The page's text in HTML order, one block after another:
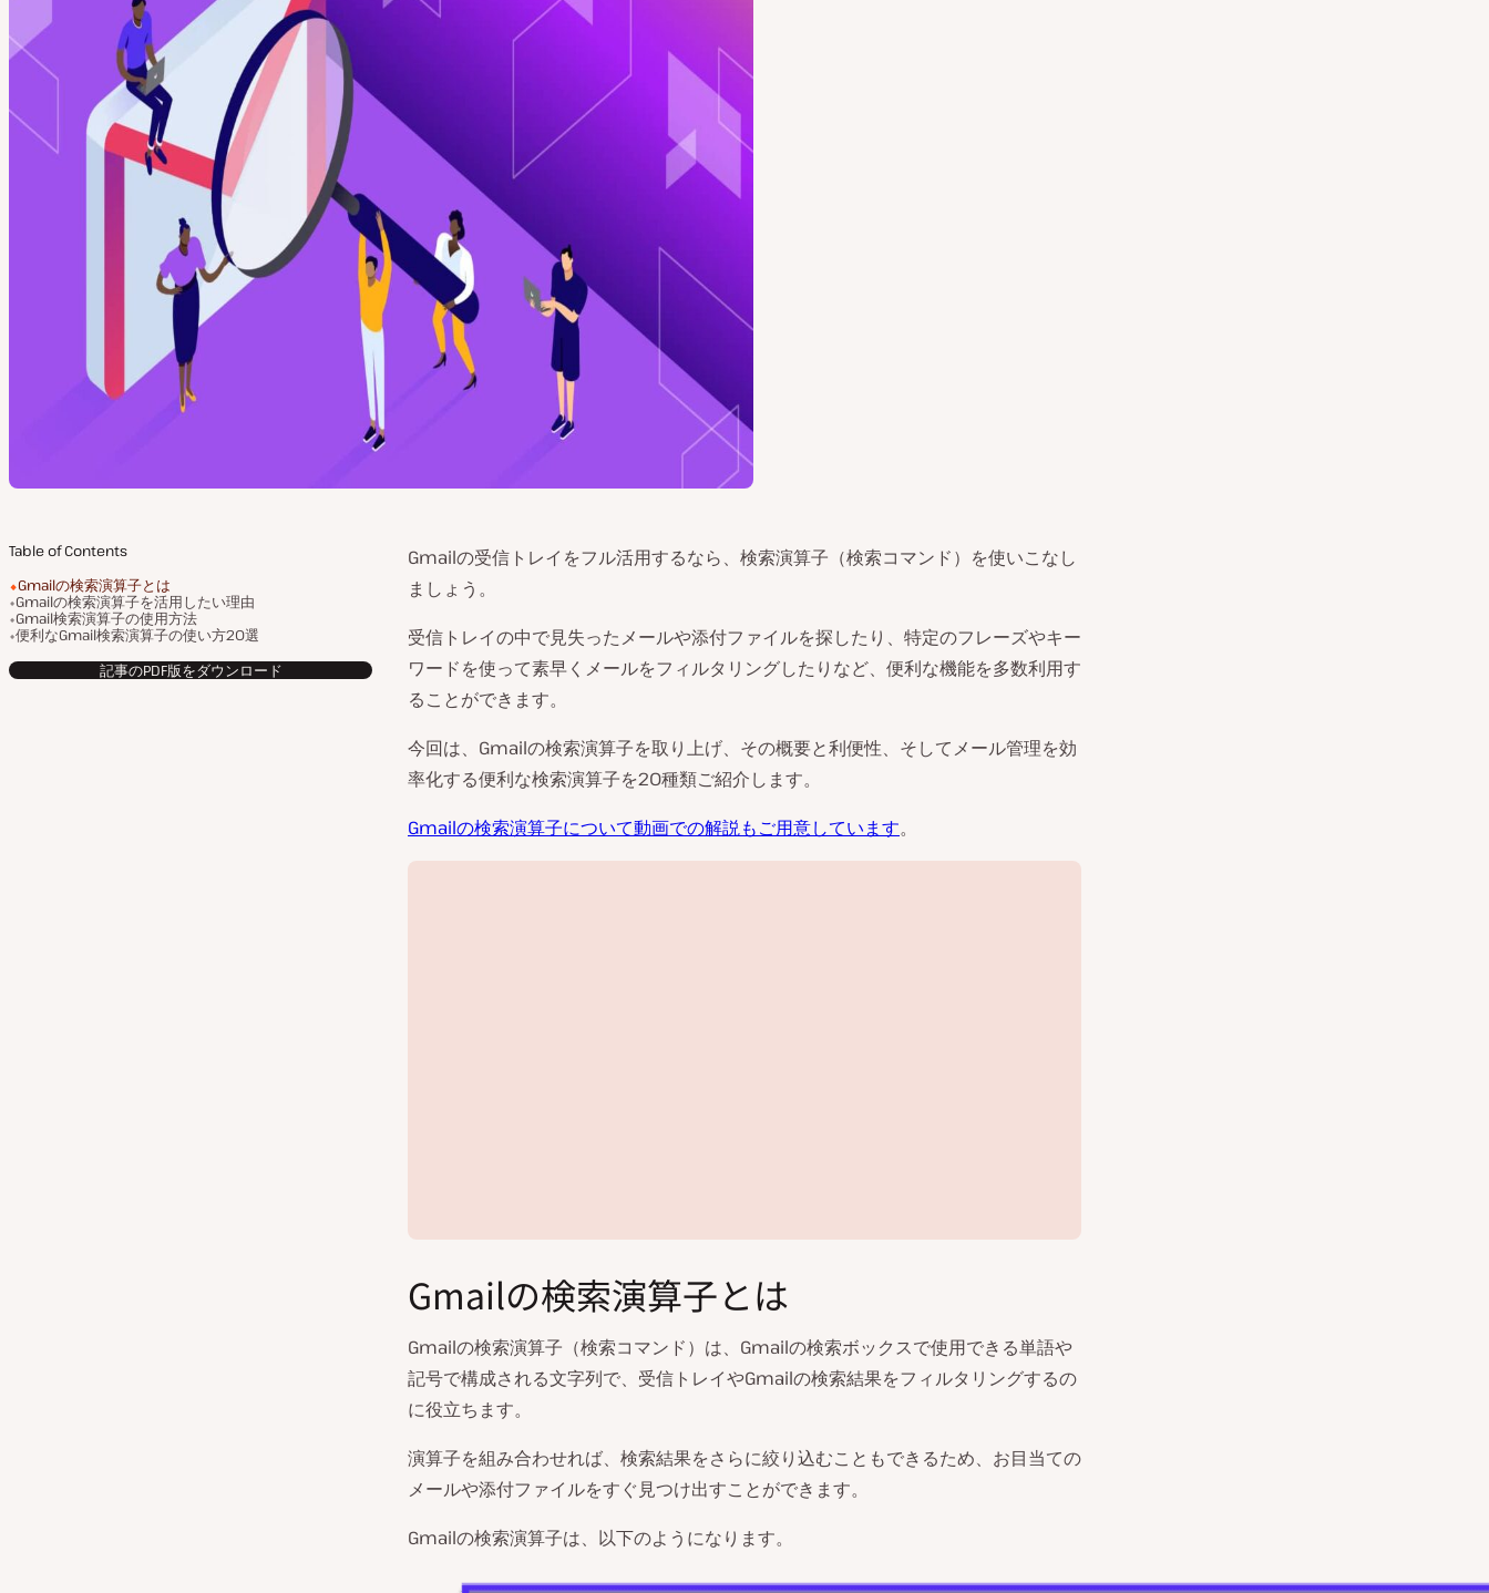
Table of Contents
Gmailの検索演算子とは
Gmailの検索演算子を活用したい理由
Gmail検索演算子の使用方法
便利なGmail検索演算子の使い方20選
記事のPDF版をダウンロード
Gmailの受信トレイをフル活用するなら、検索演算子（検索コマンド）を使いこなし
ましょう。
受信トレイの中で見失ったメールや添付ファイルを探したり、特定のフレーズやキー
ワードを使って素早くメールをフィルタリングしたりなど、便利な機能を多数利用す
ることができます。
今回は、Gmailの検索演算子を取り上げ、その概要と利便性、そしてメール管理を効
率化する便利な検索演算子を20種類ご紹介します。
Gmailの検索演算子について動画での解説もご用意しています。
画
を
生
Gmailの検索演算子とは
Gmailの検索演算子（検索コマンド）は、Gmailの検索ボックスで使用できる単語や
記号で構成される文字列で、受信トレイやGmailの検索結果をフィルタリングするの
に役立ちます。
演算子を組み合わせれば、検索結果をさらに絞り込むこともできるため、お目当ての
メールや添付ファイルをすぐ見つけ出すことができます。
Gmailの検索演算子は、以下のようになります。